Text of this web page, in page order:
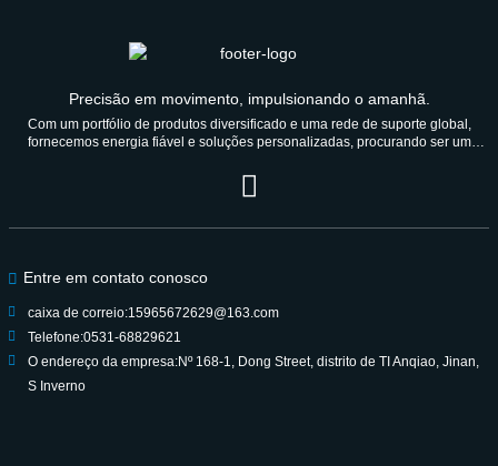
Precisão em movimento, impulsionando o amanhã.
Com um portfólio de produtos diversificado e uma rede de suporte global,
fornecemos energia fiável e soluções personalizadas, procurando ser um
Entre em contato conosco
caixa de correio:15965672629@163.com
Telefone:0531-68829621
O endereço da empresa:Nº 168-1, Dong Street, distrito de TI Anqiao, Jinan,
S Inverno